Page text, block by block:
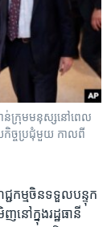
ន់​ក្រុម​មនុស្ស​នៅ​ពេល​
កិច្ចប្រជុំ​មួយ កាលពី​
ជកម្ម​ចិន​ទទួល​បន្ទុក​
នៅ​ក្នុង​រដ្ឋធានី​